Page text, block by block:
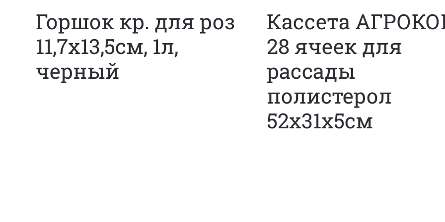
Горшок кр. для роз
11,7х13,5см, 1л,
черный
Кассета
28 ячеек для
рассады
полистерол
52х31х5см